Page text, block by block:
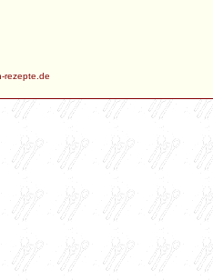
rezepte.de